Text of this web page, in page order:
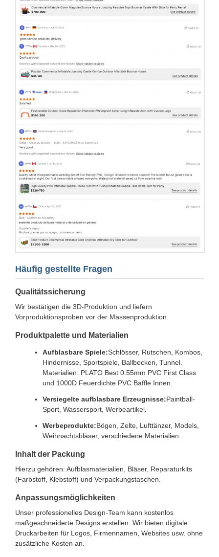
Häufig gestellte Fragen
Qualitätssicherung
Wir bestätigen die 3D-Produktion und liefern
Vorproduktionsproben vor der Massenproduktion.
Produktpalette und Materialien
Aufblasbare Spiele:Schlösser, Rutschen, Kombos,
Hindernisse, Sportspiele, Ballbecken, Tunnel.
Materialien: PLATO Best 0.55mm PVC First Class
und 1000D Feuerdichte PVC Baffle Innen.
Versiegelte aufblasbare Erzeugnisse:Paintball-
Sport, Wassersport, Werbeartikel.
Werbeprodukte:Bögen, Zelte, Lufttänzer, Models,
Weihnachtsbläser, verschiedene Materialien.
Inhalt der Packung
Hierzu gehören: Aufblasmaterialien, Bläser, Reparaturkits
(Farbstoff, Klebstoff) und Verpackungstaschen.
Anpassungsmöglichkeiten
Unser professionelles Design-Team kann kostenlos
maßgeschneiderte Designs erstellen. Wir bieten digitale
Druckarbeiten für Logos, Firmennamen, Websites usw. ohne
zusätzliche Kosten an.